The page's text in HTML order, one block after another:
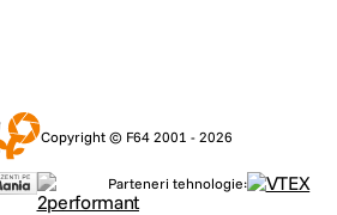
Copyright © F64 2001 - 2026
Parteneri tehnologie: